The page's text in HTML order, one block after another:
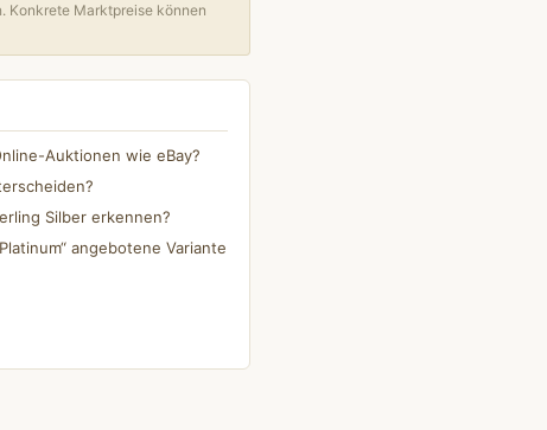
Konkrete Marktpreise können
Auktionen wie eBay?
Silber erkennen?
angebotene Variante